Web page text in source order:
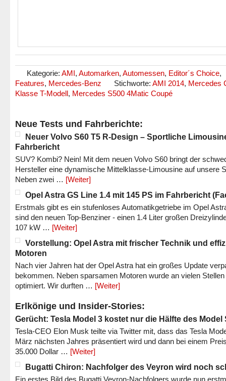
Kategorie: AMI, Automarken, Automessen, Editor´s Choice,
Features, Mercedes-Benz Stichworte: AMI 2014, Mercedes
Klasse T-Modell, Mercedes S500 4Matic Coupé
Neue Tests und Fahrberichte:
Neuer Volvo S60 T5 R-Design – Sportliche
Fahrbericht
SUV? Kombi? Nein! Mit dem neuen Volvo S60 bringt der
Hersteller eine dynamische Mittelklasse-Limousine auf unsere
Neben zwei … [Weiter]
Opel Astra GS Line 1.4 mit 145 PS im Fahrbericht
Erstmals gibt es ein stufenloses Automatikgetriebe im Opel
sind den neuen Top-Benziner - einen 1.4 Liter großen
107 kW … [Weiter]
Vorstellung: Opel Astra mit frischer Technik und
Motoren
Nach vier Jahren hat der Opel Astra hat ein großes Update
bekommen. Neben sparsamen Motoren wurde an vielen Stellen
optimiert. Wir durften … [Weiter]
Erlkönige und Insider-Stories:
Gerücht: Tesla Model 3 kostet nur die Hälfte des Model
Tesla-CEO Elon Musk teilte via Twitter mit, dass das Tesla
März nächsten Jahres präsentiert wird und dann bei einem
35.000 Dollar … [Weiter]
Bugatti Chiron: Nachfolger des Veyron wird noch
Ein erstes Bild des Bugatti Veyron-Nachfolgers wurde nun